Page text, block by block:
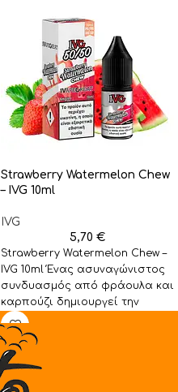
Strawberry Watermelon Chew
– IVG 10ml
IVG
5,70 €
Strawberry Watermelon Chew –
IVG 10ml Ένας ασυναγώνιστος
συνδυασμός από φράουλα και
καρπούζι δημιουργεί την
τελειότερη χυμώδη έκρηξη!
Στην κάθε